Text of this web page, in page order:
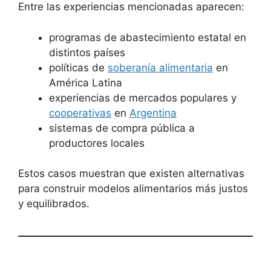
Entre las experiencias mencionadas aparecen:
programas de abastecimiento estatal en
distintos países
políticas de soberanía alimentaria en
América Latina
experiencias de mercados populares y
cooperativas en Argentina
sistemas de compra pública a
productores locales
Estos casos muestran que existen alternativas
para construir modelos alimentarios más justos
y equilibrados.